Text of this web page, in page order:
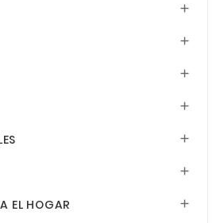






EL HOGAR 